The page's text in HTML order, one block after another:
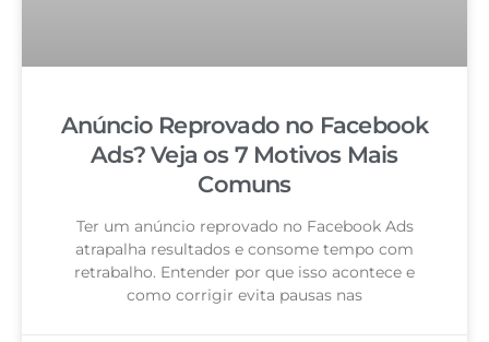
Anúncio Reprovado no Facebook
Ads? Veja os 7 Motivos Mais
Comuns
Ter um anúncio reprovado no Facebook Ads
atrapalha resultados e consome tempo com
retrabalho. Entender por que isso acontece e
como corrigir evita pausas nas